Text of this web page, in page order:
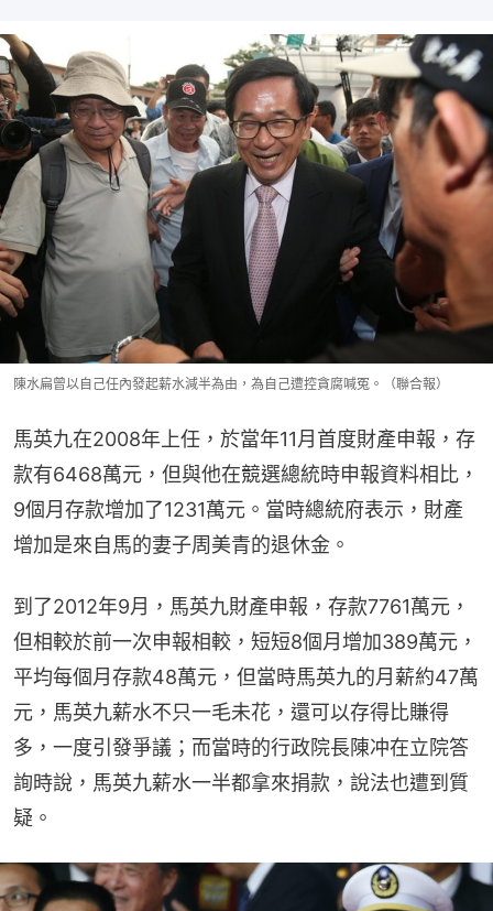
陳水扁曾以自己任內發起薪水減半為由，為自己遭控貪腐喊冤。（聯合報）
馬英九在2008年上任，於當年11月首度財產申報，存
款有6468萬元，但與他在競選總統時申報資料相比，
9個月存款增加了1231萬元。當時總統府表示，財產
增加是來自馬的妻子周美青的退休金。
到了2012年9月，馬英九財產申報，存款7761萬元，
但相較於前一次申報相較，短短8個月增加389萬元，
平均每個月存款48萬元，但當時馬英九的月薪約47萬
元，馬英九薪水不只一毛未花，還可以存得比賺得
多，一度引發爭議；而當時的行政院長陳冲在立院答
詢時說，馬英九薪水一半都拿來捐款，說法也遭到質
疑。